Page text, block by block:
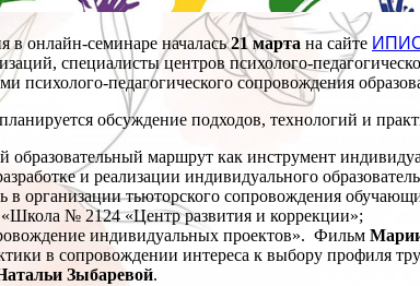
в онлайн-семинаре началась21 марта на сайте
специалисты центров психолого-
психолого-педагогического сопровождения
обсуждение подходов, технологий и
образовательный маршрут как инструмент
и реализации индивидуального
в организации тьюторского сопровождения
№ 2124 «Центр развития и коррекции»;
индивидуальных проектов». Фильм
в сопровождении интереса к выбору профиля
Зыбаревой.